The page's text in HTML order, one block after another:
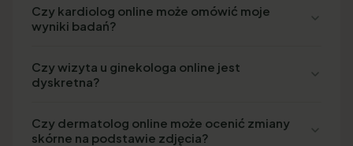
Czy kardiolog online może omówić moje
wyniki badań?
Czy wizyta u ginekologa online jest
dyskretna?
Czy dermatolog online może ocenić zmiany
skórne na podstawie zdjęcia?